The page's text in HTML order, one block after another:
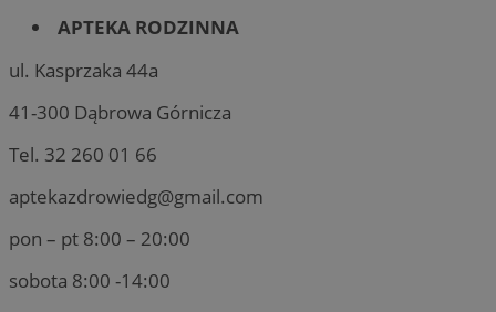
APTEKA RODZINNA
ul. Kasprzaka 44a
41-300 Dąbrowa Górnicza
Tel. 32 260 01 66
aptekazdrowiedg@gmail.com
pon – pt 8:00 – 20:00
sobota 8:00 -14:00